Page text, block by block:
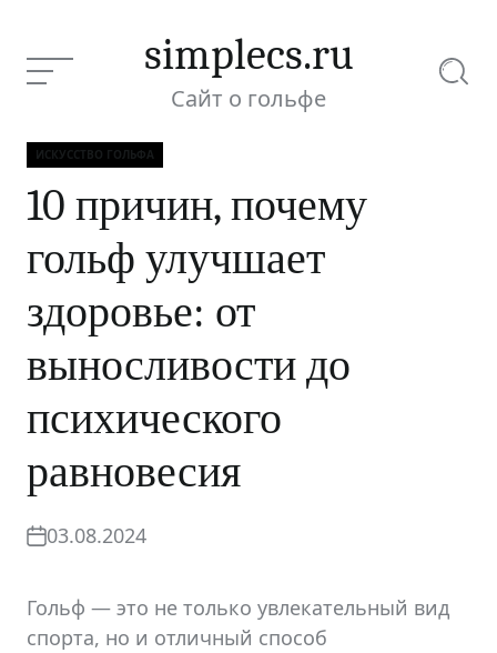
содержимому
Меню
simplecs.ru
Сайт о гольфе Поиск
Текущая статья:
почему гольф
улучшает
здоровье: от
равновесия
Рубрики
ИСКУССТВО ГОЛЬФА
10 причин, почему
гольф улучшает
здоровье: от
выносливости до
психического
равновесия
03.08.2024
Гольф — это не только увлекательный вид
спорта, но и отличный способ